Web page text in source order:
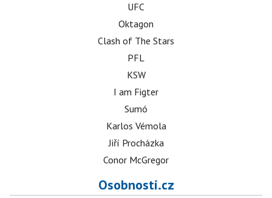
UFC
Oktagon
Clash of The Stars
PFL
KSW
I am Figter
Sumó
Karlos Vémola
Jiří Procházka
Conor McGregor
Osobnosti.cz